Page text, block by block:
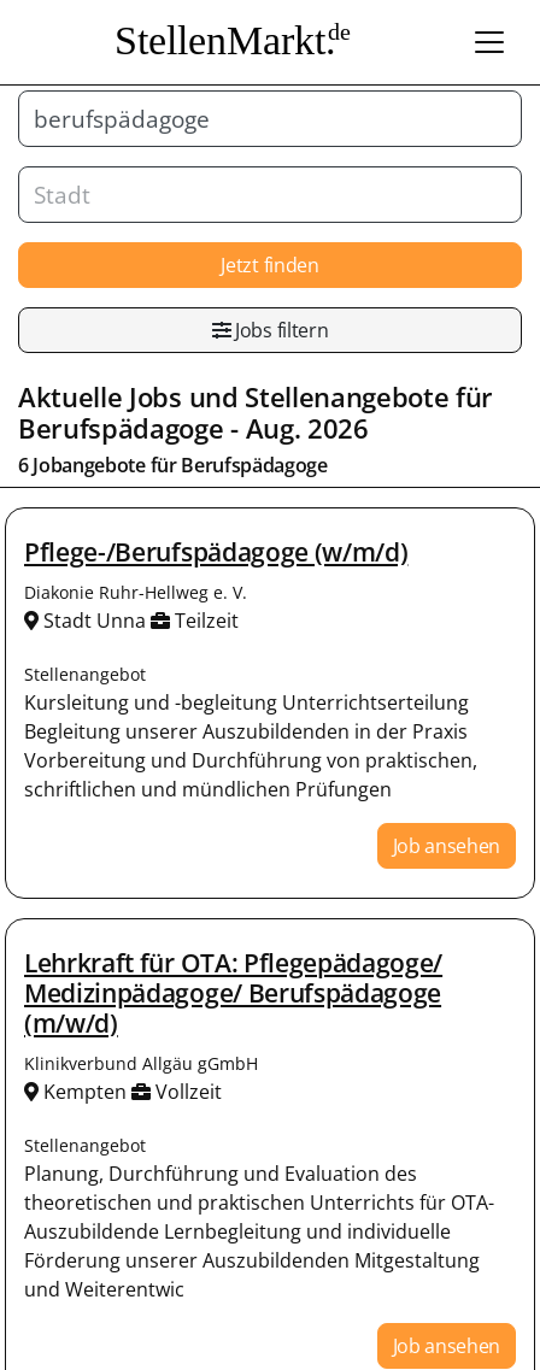
StellenMarkt.de
Jetzt finden
Jobs filtern
Aktuelle Jobs und Stellenangebote für
Berufspädagoge- Aug. 2026
6 Jobangebote fürBerufspädagoge
Pflege-/Berufspädagoge (w/m/d)
Diakonie Ruhr-Hellweg e. V.
Stadt Unna Teilzeit
Stellenangebot
Kursleitung und -begleitung Unterrichtserteilung
Begleitung unserer Auszubildenden in der Praxis
Vorbereitung und Durchführung von praktischen,
schriftlichen und mündlichen Prüfungen
Job ansehen
Lehrkraft für OTA: Pflegepädagoge/
Medizinpädagoge/ Berufspädagoge
(m/w/d)
Klinikverbund Allgäu gGmbH
Kempten Vollzeit
Stellenangebot
Planung, Durchführung und Evaluation des
theoretischen und praktischen Unterrichts für OTA-
Auszubildende Lernbegleitung und individuelle
Förderung unserer Auszubildenden Mitgestaltung
und Weiterentwic
Job ansehen